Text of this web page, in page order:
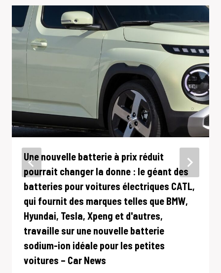
Une nouvelle batterie à prix réduit
pourrait changer la donne : le géant des
batteries pour voitures électriques CATL,
qui fournit des marques telles que BMW,
Hyundai, Tesla, Xpeng et d'autres,
travaille sur une nouvelle batterie
sodium-ion idéale pour les petites
voitures – Car News